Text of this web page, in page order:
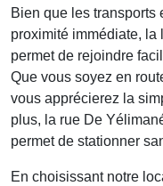
Bien que les transports
proximité immédiate,
permet de rejoindre
Que vous soyez en
vous apprécierez la
plus, la rue De
permet de stationner
En choisissant notre